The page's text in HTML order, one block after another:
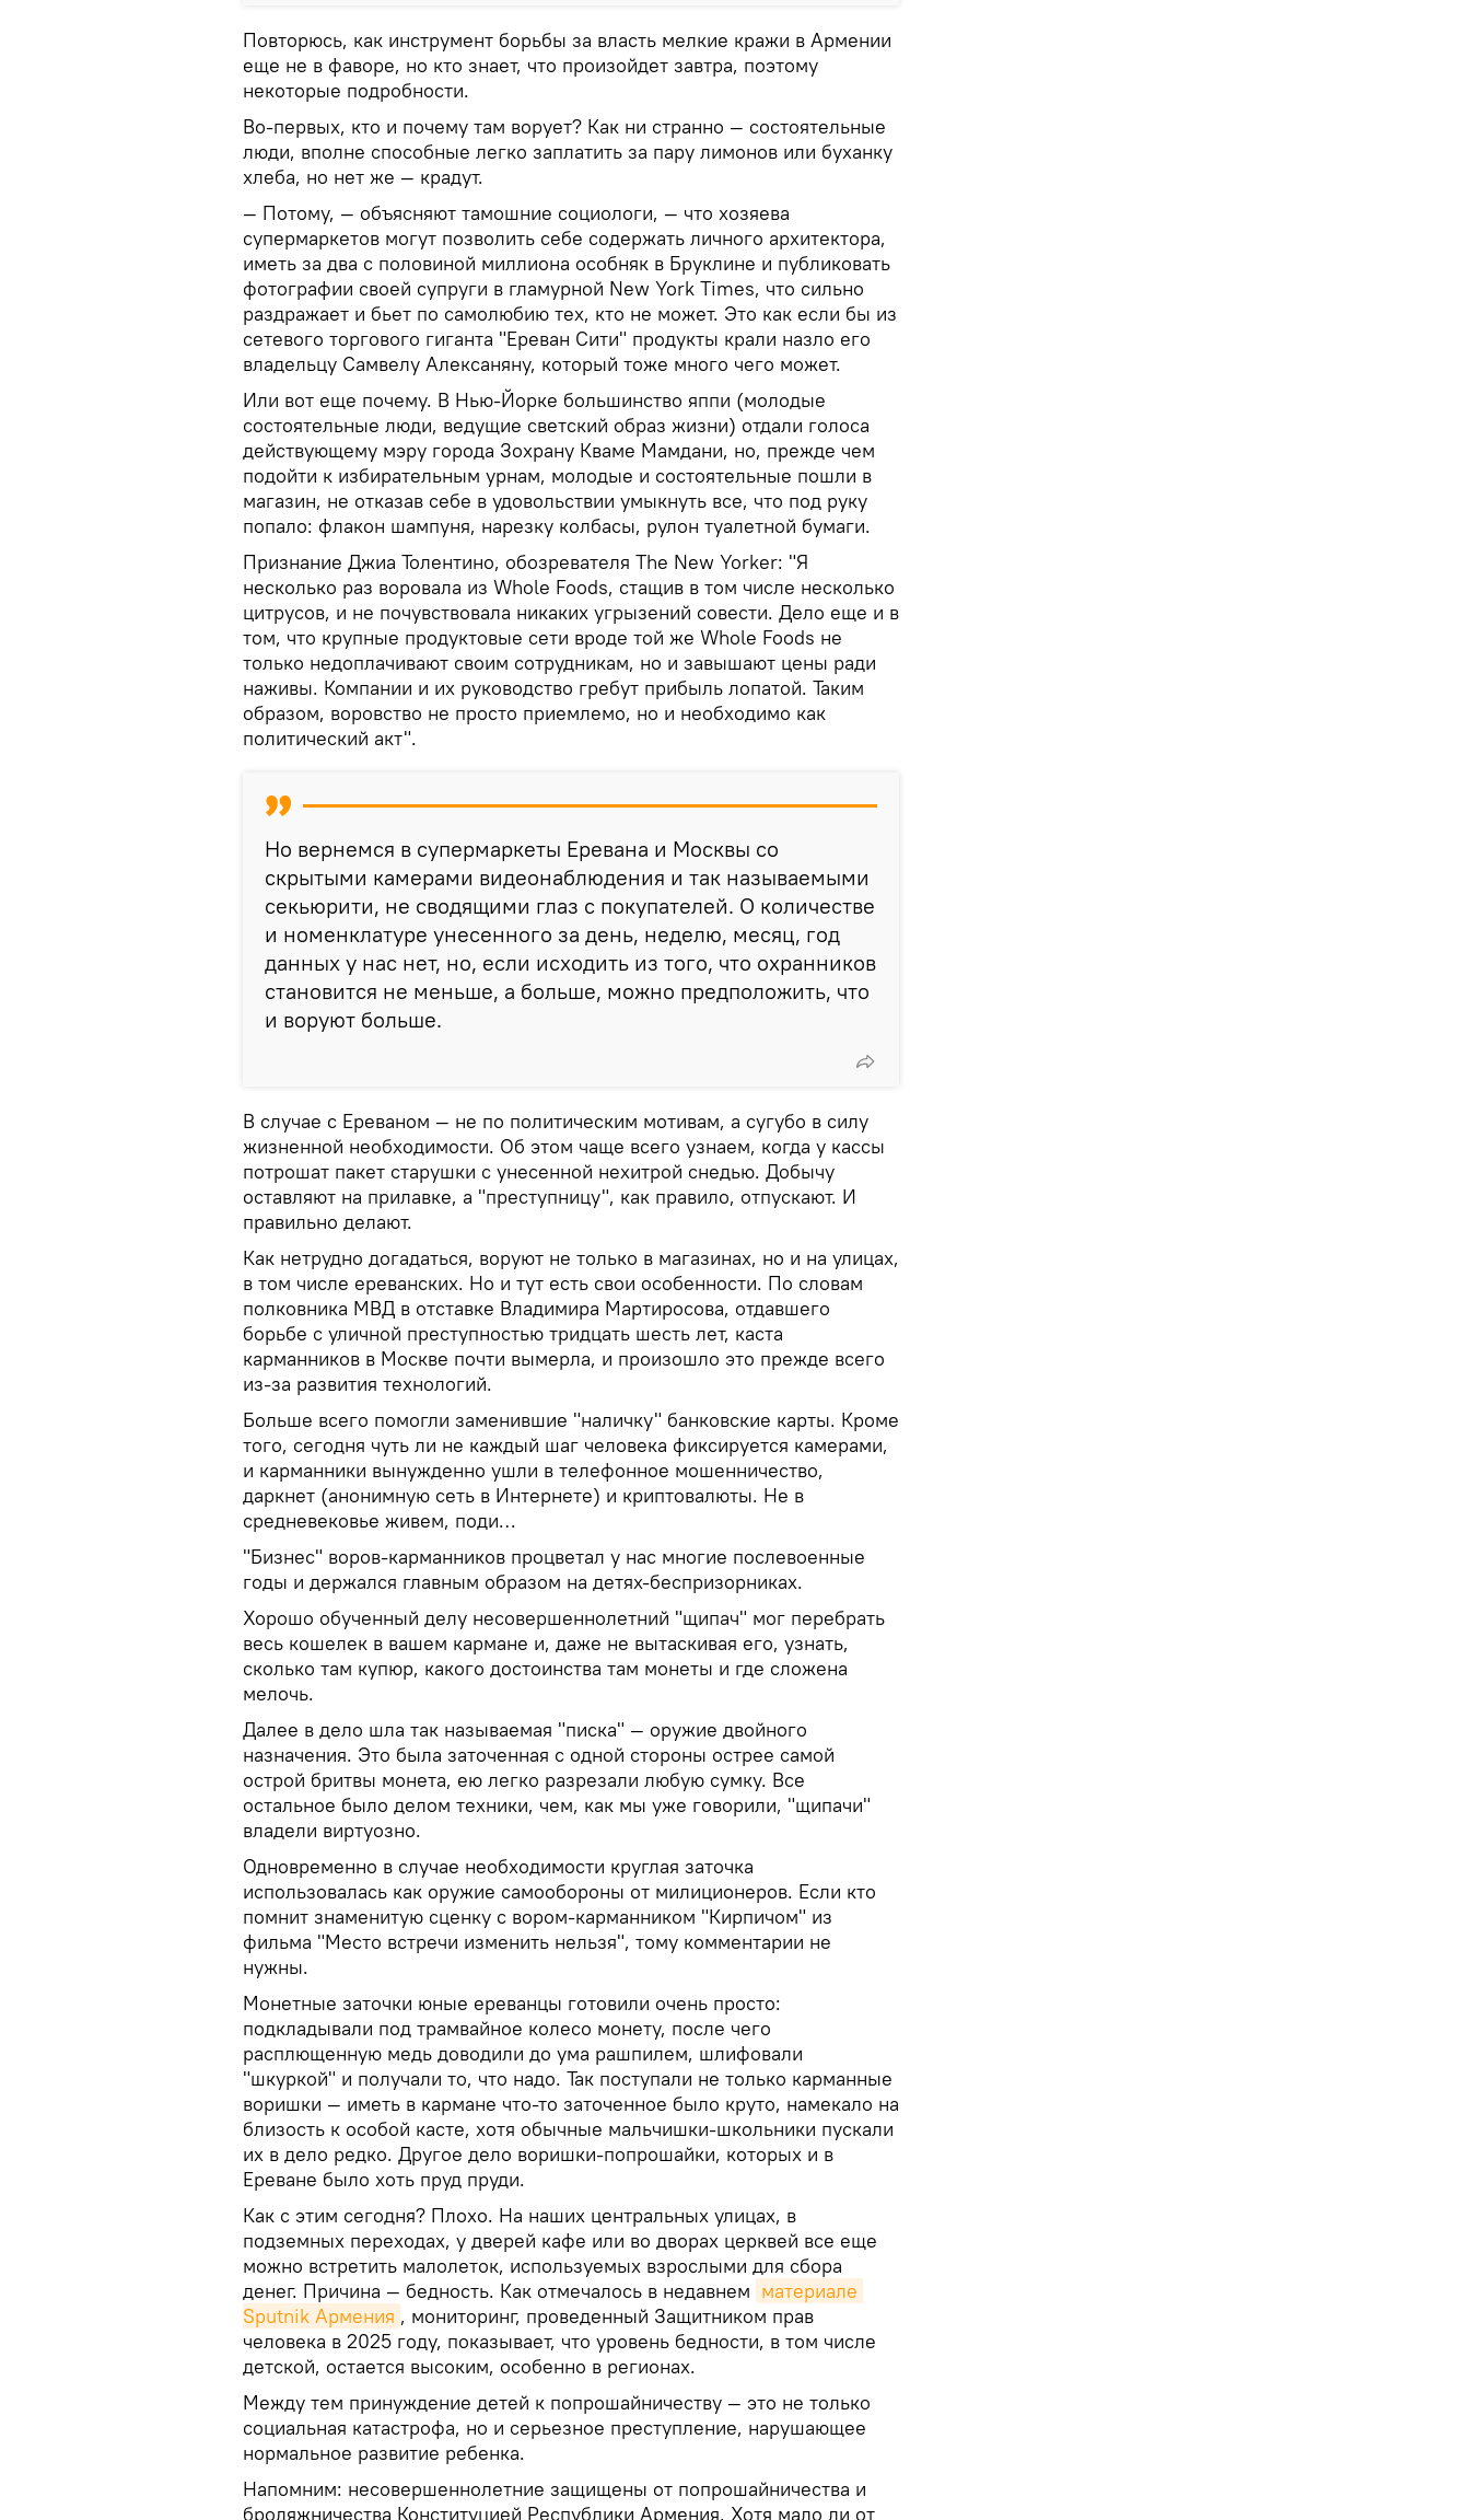
Повторюсь, как инструмент борьбы за власть мелкие кражи в Армении
еще не в фаворе, но кто знает, что произойдет завтра, поэтому
некоторые подробности.
Во-первых, кто и почему там ворует? Как ни странно — состоятельные
люди, вполне способные легко заплатить за пару лимонов или буханку
хлеба, но нет же — крадут.
— Потому, — объясняют тамошние социологи, — что хозяева
супермаркетов могут позволить себе содержать личного архитектора,
иметь за два с половиной миллиона особняк в Бруклине и публиковать
фотографии своей супруги в гламурной New York Times, что сильно
раздражает и бьет по самолюбию тех, кто не может. Это как если бы из
сетевого торгового гиганта "Ереван Сити" продукты крали назло его
владельцу Самвелу Алексаняну, который тоже много чего может.
Или вот еще почему. В Нью-Йорке большинство яппи (молодые
состоятельные люди, ведущие светский образ жизни) отдали голоса
действующему мэру города Зохрану Кваме Мамдани, но, прежде чем
подойти к избирательным урнам, молодые и состоятельные пошли в
магазин, не отказав себе в удовольствии умыкнуть все, что под руку
попало: флакон шампуня, нарезку колбасы, рулон туалетной бумаги.
Признание Джиа Толентино, обозревателя The New Yorker: "Я
несколько раз воровала из Whole Foods, стащив в том числе несколько
цитрусов, и не почувствовала никаких угрызений совести. Дело еще и в
том, что крупные продуктовые сети вроде той же Whole Foods не
только недоплачивают своим сотрудникам, но и завышают цены ради
наживы. Компании и их руководство гребут прибыль лопатой. Таким
образом, воровство не просто приемлемо, но и необходимо как
политический акт".
Но вернемся в супермаркеты Еревана и Москвы со
скрытыми камерами видеонаблюдения и так называемыми
секьюрити, не сводящими глаз с покупателей. О количестве
и номенклатуре унесенного за день, неделю, месяц, год
данных у нас нет, но, если исходить из того, что охранников
становится не меньше, а больше, можно предположить, что
и воруют больше.
В случае с Ереваном — не по политическим мотивам, а сугубо в силу
жизненной необходимости. Об этом чаще всего узнаем, когда у кассы
потрошат пакет старушки с унесенной нехитрой снедью. Добычу
оставляют на прилавке, а "преступницу", как правило, отпускают. И
правильно делают.
Как нетрудно догадаться, воруют не только в магазинах, но и на улицах,
в том числе ереванских. Но и тут есть свои особенности. По словам
полковника МВД в отставке Владимира Мартиросова, отдавшего
борьбе с уличной преступностью тридцать шесть лет, каста
карманников в Москве почти вымерла, и произошло это прежде всего
из-за развития технологий.
Больше всего помогли заменившие "наличку" банковские карты. Кроме
того, сегодня чуть ли не каждый шаг человека фиксируется камерами,
и карманники вынужденно ушли в телефонное мошенничество,
даркнет (анонимную сеть в Интернете) и криптовалюты. Не в
средневековье живем, поди…
"Бизнес" воров-карманников процветал у нас многие послевоенные
годы и держался главным образом на детях-беспризорниках.
Хорошо обученный делу несовершеннолетний "щипач" мог перебрать
весь кошелек в вашем кармане и, даже не вытаскивая его, узнать,
сколько там купюр, какого достоинства там монеты и где сложена
мелочь.
Далее в дело шла так называемая "писка" — оружие двойного
назначения. Это была заточенная с одной стороны острее самой
острой бритвы монета, ею легко разрезали любую сумку. Все
остальное было делом техники, чем, как мы уже говорили, "щипачи"
владели виртуозно.
Одновременно в случае необходимости круглая заточка
использовалась как оружие самообороны от милиционеров. Если кто
помнит знаменитую сценку с вором-карманником "Кирпичом" из
фильма "Место встречи изменить нельзя", тому комментарии не
нужны.
Монетные заточки юные ереванцы готовили очень просто:
подкладывали под трамвайное колесо монету, после чего
расплющенную медь доводили до ума рашпилем, шлифовали
"шкуркой" и получали то, что надо. Так поступали не только карманные
воришки — иметь в кармане что-то заточенное было круто, намекало на
близость к особой касте, хотя обычные мальчишки-школьники пускали
их в дело редко. Другое дело воришки-попрошайки, которых и в
Ереване было хоть пруд пруди.
Как с этим сегодня? Плохо. На наших центральных улицах, в
подземных переходах, у дверей кафе или во дворах церквей все еще
можно встретить малолеток, используемых взрослыми для сбора
денег. Причина — бедность. Как отмечалось в недавнем материале
Sputnik Армения , мониторинг, проведенный Защитником прав
человека в 2025 году, показывает, что уровень бедности, в том числе
детской, остается высоким, особенно в регионах.
Между тем принуждение детей к попрошайничеству — это не только
социальная катастрофа, но и серьезное преступление, нарушающее
нормальное развитие ребенка.
Напомним: несовершеннолетние защищены от попрошайничества и
бродяжничества Конституцией Республики Армения. Хотя мало ли от